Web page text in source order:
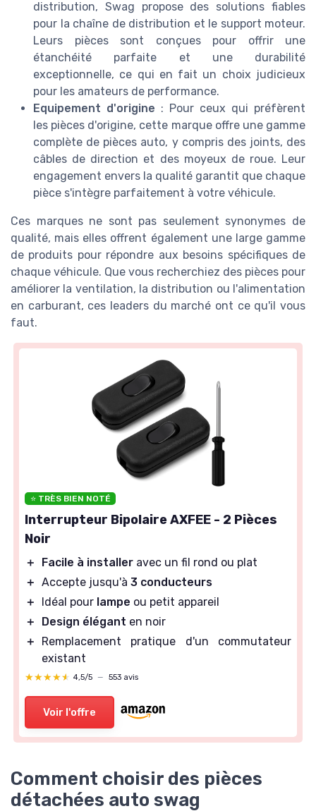
distribution, Swag propose des solutions fiables
pour la chaîne de distribution et le support moteur.
Leurs pièces sont conçues pour offrir une
étanchéité parfaite et une durabilité
exceptionnelle, ce qui en fait un choix judicieux
pour les amateurs de performance.
Equipement d'origine : Pour ceux qui préfèrent
les pièces d'origine, cette marque offre une gamme
complète de pièces auto, y compris des joints, des
câbles de direction et des moyeux de roue. Leur
engagement envers la qualité garantit que chaque
pièce s'intègre parfaitement à votre véhicule.
Ces marques ne sont pas seulement synonymes de
qualité, mais elles offrent également une large gamme
de produits pour répondre aux besoins spécifiques de
chaque véhicule. Que vous recherchiez des pièces pour
améliorer la ventilation, la distribution ou l'alimentation
en carburant, ces leaders du marché ont ce qu'il vous
faut.
⭐ TRÈS BIEN NOTÉ
Interrupteur Bipolaire AXFEE - 2 Pièces
Noir
＋ Facile à installer avec un fil rond ou plat
＋ Accepte jusqu'à 3 conducteurs
＋
Idéal pour lampe ou petit appareil
＋
Design élégant en noir
＋
Remplacement pratique d'un commutateur
existant
★★★★★
★★★★★ 4,5/5 — 553 avis
Voir l'offre
Comment choisir des pièces
détachées auto swag